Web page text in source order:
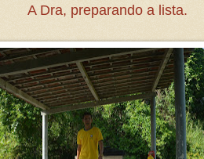
A Dra, preparando a lista.